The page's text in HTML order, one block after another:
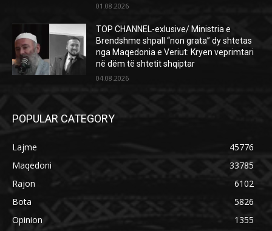
01.08.2026
TOP CHANNEL-exlusive/ Ministria e
Brendshme shpall “non grata” dy shtetas
nga Maqedonia e Veriut: Kryen veprimtari
në dëm të shtetit shqiptar
04.08.2026
POPULAR CATEGORY
Lajme
45776
Maqedoni
33785
Rajon
6102
Bota
5826
Opinion
1355